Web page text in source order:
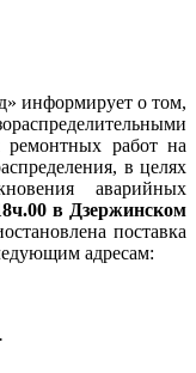
информирует о том,
ремонтных работ на
в целях
аварийных
в Дзержинском
поставка
адресам: